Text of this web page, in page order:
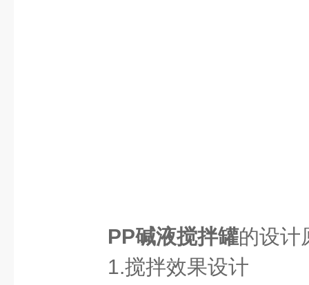
PP碱液搅拌罐的设计
1.搅拌效果设计